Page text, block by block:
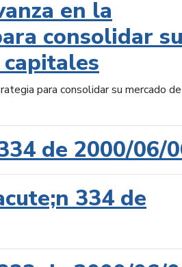
en la
consolidar
para consolidar su mercado de
de 2000/06/
334 de